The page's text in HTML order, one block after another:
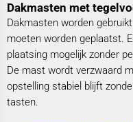
Dakmasten met
Dakmasten worden
moeten worden geplaatst.
plaatsing mogelijk zonder
De mast wordt verzwaard
opstelling stabiel blijft
tasten.